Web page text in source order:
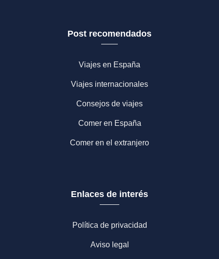
Post recomendados
Viajes en España
Viajes internacionales
Consejos de viajes
Comer en España
Comer en el extranjero
Enlaces de interés
Política de privacidad
Aviso legal